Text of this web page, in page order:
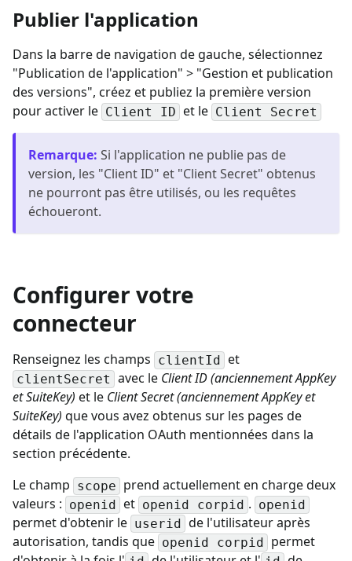
Publier l'application
Dans la barre de navigation de gauche, sélectionnez
"Publication de l'application" > "Gestion et publication
des versions", créez et publiez la première version
pour activer le Client ID et le Client Secret
Remarque: Si l'application ne publie pas de
version, les "Client ID" et "Client Secret" obtenus
ne pourront pas être utilisés, ou les requêtes
échoueront.
Configurer votre
connecteur
Renseignez les champs clientId et
clientSecret avec le Client ID (anciennement AppKey
et SuiteKey) et le Client Secret (anciennement AppKey et
SuiteKey) que vous avez obtenus sur les pages de
détails de l'application OAuth mentionnées dans la
section précédente.
Le champ scope prend actuellement en charge deux
valeurs : openid et openid corpid . openid
permet d'obtenir le userid de l'utilisateur après
autorisation, tandis que openid corpid permet